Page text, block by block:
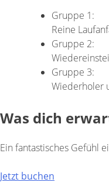
Gruppe 1:
Reine
Gruppe 2:
Gruppe 3:
Wiederholer
Was dich
Ein fantastisches Gefühl
Jetzt buchen